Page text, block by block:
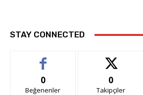
STAY CONNECTED
0
Beğenenler
0
Takipçiler